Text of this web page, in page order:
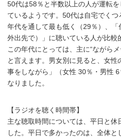
50代は58％と半数以上の人が運転を
ているようです。50代は自宅でく
年代を通して最も低く（29％）、「
外出先で）」に聴いている人が比較
この年代にとっては、主に“ながら
と言えます。男女別に見ると、女性
事をしながら」（女性 30％・男性
なりました。
【ラジオを聴く時間帯】
主な聴取時間については、平日と休
した。平日で多かったのは、全体と